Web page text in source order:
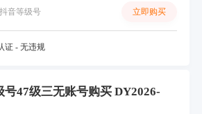
音等级号 立即购买
证 - 无违规
号47级三无账号购买 DY2026-